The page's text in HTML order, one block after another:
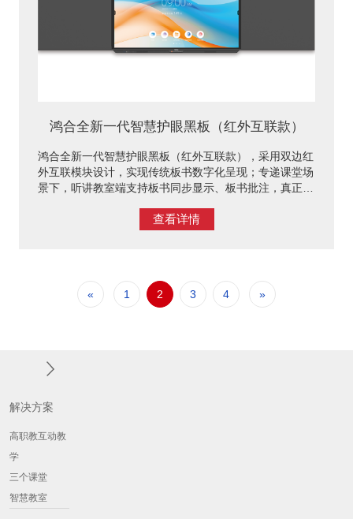
鸿合全新一代智慧护眼黑板（红外互联款）
​鸿合全新一代智慧护眼黑板（红外互联款），采用双边红
外互联模块设计，实现传统板书数字化呈现；专递课堂场
景下，听讲教室端支持板书同步显示、板书批注，真正实
习，是信息化智慧课堂不可缺少的教学工具。
查看详情
« 1 2 3 4 »
解决方案
高职教互动教
学
三个课堂
智慧教室